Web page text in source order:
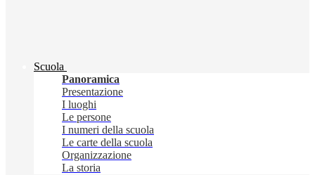
Scuola
Panoramica
Presentazione
I luoghi
Le persone
I numeri della scuola
Le carte della scuola
Organizzazione
La storia